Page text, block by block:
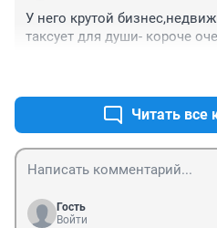
У него крутой
таксует для души- короче
Читать все
Гость
Войти